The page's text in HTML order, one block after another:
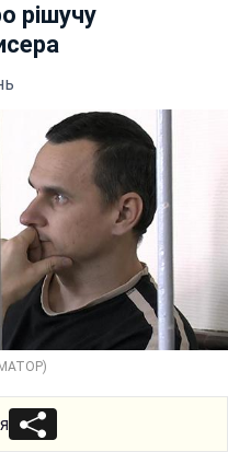
рішучу